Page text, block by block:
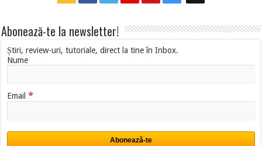
Abonează-te la newsletter!
Știri, review-uri, tutoriale, direct la tine în Inbox.
Nume
Email*